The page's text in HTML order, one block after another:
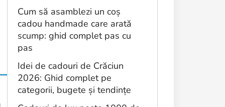
Cum să asamblezi un coș
cadou handmade care arată
scump: ghid complet pas cu
pas
Idei de cadouri de Crăciun
2026: Ghid complet pe
categorii, bugete și tendințe